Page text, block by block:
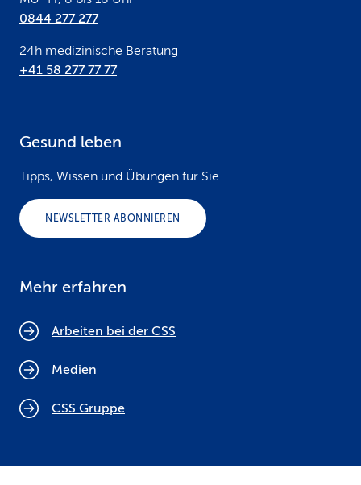
0844 277 277
24h medizinische Beratung
+41 58 277 77 77
Gesund leben
Tipps, Wissen und Übungen für Sie.
NEWSLETTER ABONNIEREN
Mehr erfahren
Arbeiten bei der CSS
Medien
CSS Gruppe